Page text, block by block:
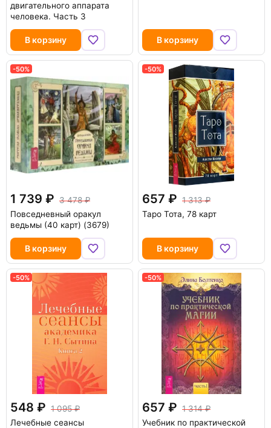
двигательного аппарата
человека. Часть 3
В корзину В корзину
-50%
1 739
3 478
Повседневный оракул
ведьмы (40 карт) (3679)
В корзину
-50%
657
1 313
Таро Тота, 78 карт
В корзину
-50%
548
1 095
Лечебные сеансы
-50%
657
1 314
Учебник по практической